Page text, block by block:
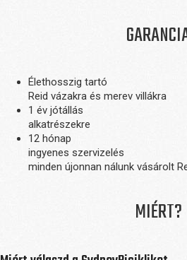
Élethosszig tartó
Reid vázakra és merev villákra
1 év jótállás
alkatrészekre
12 hónap
ingyenes szervizelés
minden újonnan nálunk vásárolt
MIÉRT?